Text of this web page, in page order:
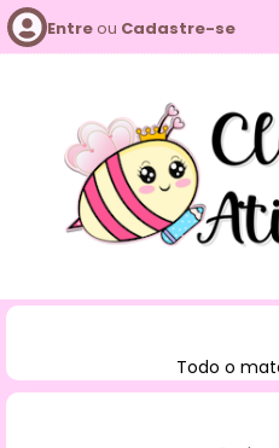
Entreou Cadastre-se
Todo o